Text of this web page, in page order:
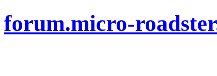
forum.micro-